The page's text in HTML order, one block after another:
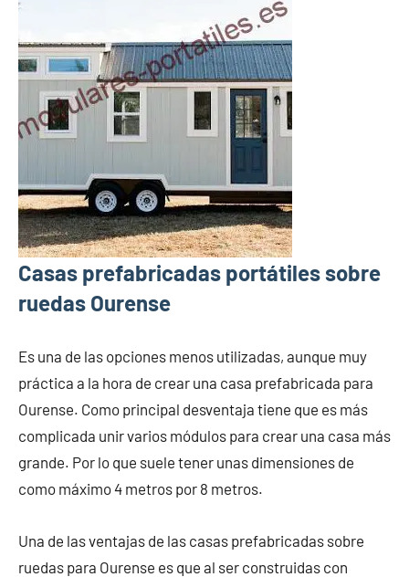
Casas prefabricadas portátiles sobre
ruedas Ourense
Es una de las opciones menos utilizadas, aunque muy
práctica a la hora de crear una casa prefabricada para
Ourense. Como principal desventaja tiene que es más
complicada unir varios módulos para crear una casa más
grande. Por lo que suele tener unas dimensiones de
como máximo 4 metros por 8 metros.
Una de las ventajas de las casas prefabricadas sobre
ruedas para Ourense es que al ser construidas con